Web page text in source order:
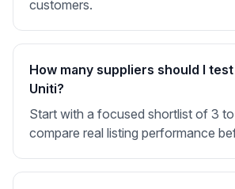
customers.
How many suppliers should I
Uniti?
Start with a focused shortlist of 3
compare real listing performance